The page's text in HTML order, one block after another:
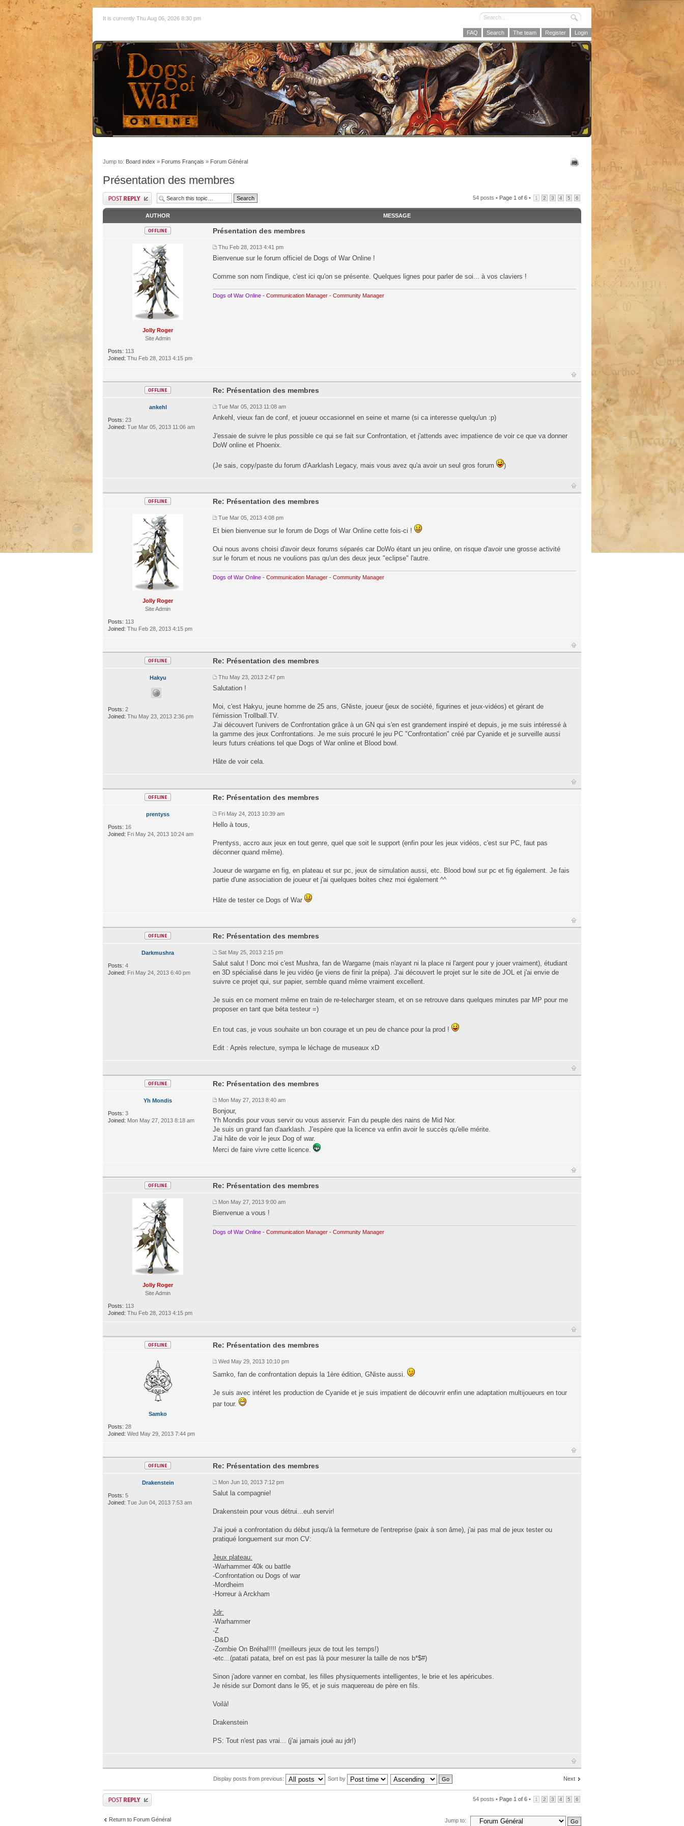
It is currently Thu Aug 06, 2026 8:30 pm
FAQ Search The team Register Login
Jump to: Board index » Forums Français » Forum Général
Présentation des membres
54 posts • Page 1 of 6 • 1 2 3 4 5 6
AUTHOR MESSAGE
Jolly Roger
Site Admin
Posts: 113
Joined: Thu Feb 28, 2013 4:15 pm
Présentation des membres
Thu Feb 28, 2013 4:41 pm
Bienvenue sur le forum officiel de Dogs of War Online !
Comme son nom l'indique, c'est ici qu'on se présente. Quelques lignes pour parler de soi... à vos claviers !
Dogs of War Online -Communication Manager - Community Manager
ankehl
Posts: 23
Joined: Tue Mar 05, 2013 11:06 am
Re: Présentation des membres
Tue Mar 05, 2013 11:08 am
Ankehl, vieux fan de conf, et joueur occasionnel en seine et marne (si ca interesse quelqu'un :p)
J'essaie de suivre le plus possible ce qui se fait sur Confrontation, et j'attends avec impatience de voir ce que va donner
DoW online et Phoenix.
(Je sais, copy/paste du forum d'Aarklash Legacy, mais vous avez qu'a avoir un seul gros forum )
Jolly Roger
Site Admin
Posts: 113
Joined: Thu Feb 28, 2013 4:15 pm
Re: Présentation des membres
Tue Mar 05, 2013 4:08 pm
Et bien bienvenue sur le forum de Dogs of War Online cette fois-ci !
Oui nous avons choisi d'avoir deux forums séparés car DoWo étant un jeu online, on risque d'avoir une grosse activité
sur le forum et nous ne voulions pas qu'un des deux jeux "eclipse" l'autre.
Dogs of War Online -Communication Manager - Community Manager
Hakyu
Posts: 2
Joined: Thu May 23, 2013 2:36 pm
Re: Présentation des membres
Thu May 23, 2013 2:47 pm
Salutation !
Moi, c'est Hakyu, jeune homme de 25 ans, GNiste, joueur (jeux de société, figurines et jeux-vidéos) et gérant de
l'émission Trollball.TV.
J'ai découvert l'univers de Confrontation grâce à un GN qui s'en est grandement inspiré et depuis, je me suis intéressé à
la gamme des jeux Confrontations. Je me suis procuré le jeu PC "Confrontation" créé par Cyanide et je surveille aussi
leurs futurs créations tel que Dogs of War online et Blood bowl.
Hâte de voir cela.
prentyss
Posts: 16
Joined: Fri May 24, 2013 10:24 am
Re: Présentation des membres
Fri May 24, 2013 10:39 am
Hello à tous,
Prentyss, accro aux jeux en tout genre, quel que soit le support (enfin pour les jeux vidéos, c'est sur PC, faut pas
déconner quand même).
Joueur de wargame en fig, en plateau et sur pc, jeux de simulation aussi, etc. Blood bowl sur pc et fig également. Je fais
partie d'une association de joueur et j'ai quelques boites chez moi également ^^
Hâte de tester ce Dogs of War
Darkmushra
Posts: 4
Joined: Fri May 24, 2013 6:40 pm
Re: Présentation des membres
Sat May 25, 2013 2:15 pm
Salut salut ! Donc moi c'est Mushra, fan de Wargame (mais n'ayant ni la place ni l'argent pour y jouer vraiment), étudiant
en 3D spécialisé dans le jeu vidéo (je viens de finir la prépa). J'ai découvert le projet sur le site de JOL et j'ai envie de
suivre ce projet qui, sur papier, semble quand même vraiment excellent.
Je suis en ce moment même en train de re-telecharger steam, et on se retrouve dans quelques minutes par MP pour me
proposer en tant que béta testeur =)
En tout cas, je vous souhaite un bon courage et un peu de chance pour la prod !
Edit : Après relecture, sympa le léchage de museaux xD
Yh Mondis
Posts: 3
Joined: Mon May 27, 2013 8:18 am
Re: Présentation des membres
Mon May 27, 2013 8:40 am
Bonjour,
Yh Mondis pour vous servir ou vous asservir. Fan du peuple des nains de Mid Nor.
Je suis un grand fan d'aarklash. J'espère que la licence va enfin avoir le succès qu'elle mérite.
J'ai hâte de voir le jeux Dog of war.
Merci de faire vivre cette licence.
Jolly Roger
Site Admin
Posts: 113
Joined: Thu Feb 28, 2013 4:15 pm
Re: Présentation des membres
Mon May 27, 2013 9:00 am
Bienvenue a vous !
Dogs of War Online -Communication Manager - Community Manager
Samko
Posts: 28
Joined: Wed May 29, 2013 7:44 pm
Re: Présentation des membres
Wed May 29, 2013 10:10 pm
Samko, fan de confrontation depuis la 1ère édition, GNiste aussi.
Je suis avec intéret les production de Cyanide et je suis impatient de découvrir enfin une adaptation multijoueurs en tour
par tour.
Drakenstein
Posts: 5
Joined: Tue Jun 04, 2013 7:53 am
Re: Présentation des membres
Mon Jun 10, 2013 7:12 pm
Salut la compagnie!
Drakenstein pour vous détrui...euh servir!
J'ai joué a confrontation du début jusqu'à la fermeture de l'entreprise (paix à son âme), j'ai pas mal de jeux tester ou
pratiqué longuement sur mon CV:
Jeux plateau:
-Warhammer 40k ou battle
-Confrontation ou Dogs of war
-Mordheim
-Horreur à Arckham
Jdr:
-Warhammer
-Z
-D&D
-Zombie On Bréhal!!!! (meilleurs jeux de tout les temps!)
-etc...(patati patata, bref on est pas là pour mesurer la taille de nos b*$#)
Sinon j'adore vanner en combat, les filles physiquements intelligentes, le brie et les apéricubes.
Je réside sur Domont dans le 95, et je suis maquereau de père en fils.
Voilà!
Drakenstein
PS: Tout n'est pas vrai... (j'ai jamais joué au jdr!)
Next
Display posts from previous: Sort by
54 posts • Page 1 of 6 • 1 2 3 4 5 6
Return to Forum Général Jump to: